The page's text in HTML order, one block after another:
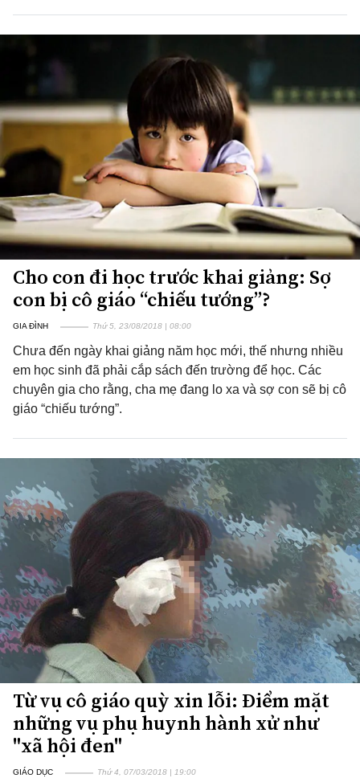
Cho con đi học trước khai giảng: Sợ
con bị cô giáo “chiếu tướng”?
GIA ĐÌNH Thứ 5, 23/08/2018 | 08:00
Chưa đến ngày khai giảng năm học mới, thế nhưng nhiều
em học sinh đã phải cắp sách đến trường để học. Các
chuyên gia cho rằng, cha mẹ đang lo xa và sợ con sẽ bị cô
giáo “chiếu tướng”.
Từ vụ cô giáo quỳ xin lỗi: Điểm mặt
những vụ phụ huynh hành xử như
"xã hội đen"
GIÁO DỤC Thứ 4, 07/03/2018 | 19:00